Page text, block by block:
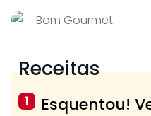
Bom Gourmet
Receitas
1
Esquentou!